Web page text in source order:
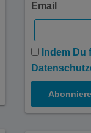
Email
Indem